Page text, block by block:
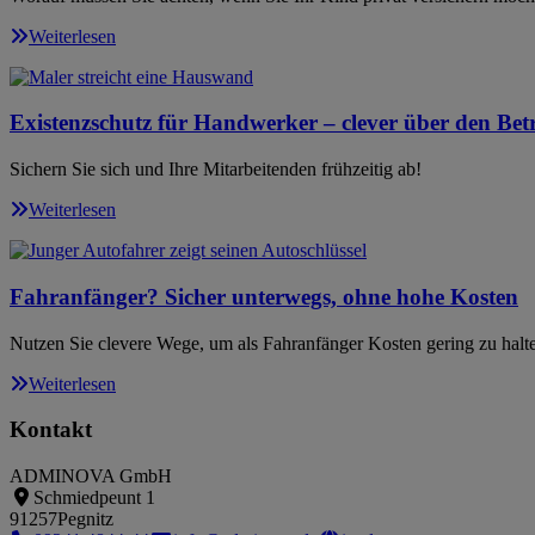
Weiterlesen
Existenzschutz für Handwerker – clever über den
Sichern Sie sich und Ihre Mitarbeitenden frühzeitig ab!
Weiterlesen
Fahranfänger? Sicher unterwegs, ohne hohe Kosten
Nutzen Sie clevere Wege, um als Fahranfänger Kosten gering zu
Weiterlesen
Kontakt
ADMINOVA GmbH
Schmiedpeunt 1
91257Pegnitz